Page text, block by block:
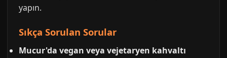
yapın.
Sıkça Sorulan Sorular
Mucur'da vegan veya vejetaryen kahvaltı